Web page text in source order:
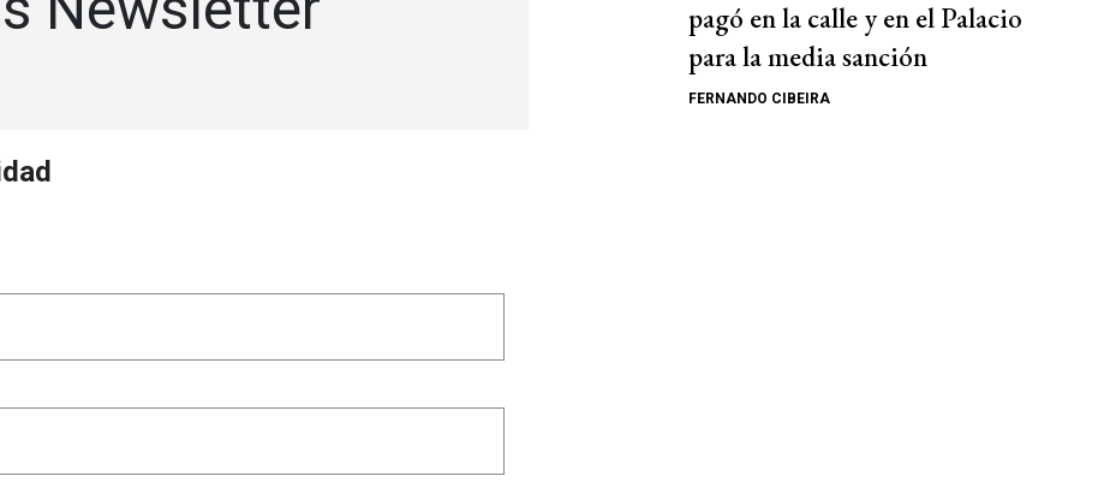
pagó en la calle y en el Palacio
para la media sanción
FERNANDO CIBEIRA